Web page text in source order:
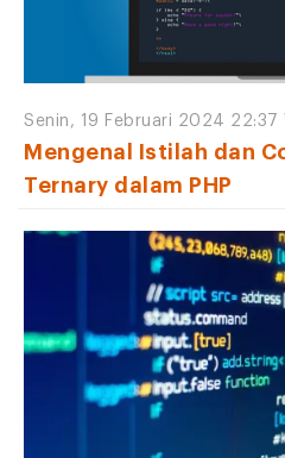
Senin, 19 Februari 2024 22:37
Mengenal Istilah dan
Ternary dalam PHP